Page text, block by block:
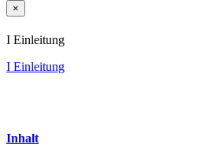
×
I Einleitung
I Einleitung
Inhalt